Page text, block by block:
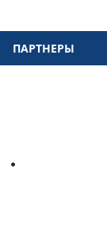
ПАРТНЕРЫ